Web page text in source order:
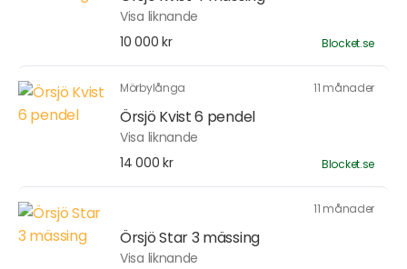
Visa liknande
10 000 kr
Blocket.se
Mörbylånga 11 månader
Örsjö Kvist 6 pendel
Visa liknande
14 000 kr
Blocket.se
11 månader
Örsjö Star 3 mässing
Visa liknande